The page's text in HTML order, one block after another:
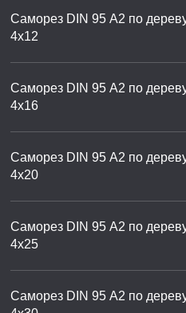
Саморез DIN 95 А2 по
4х12
Саморез DIN 95 А2 по
4х16
Саморез DIN 95 А2 по
4х20
Саморез DIN 95 А2 по
4х25
Саморез DIN 95 А2 по